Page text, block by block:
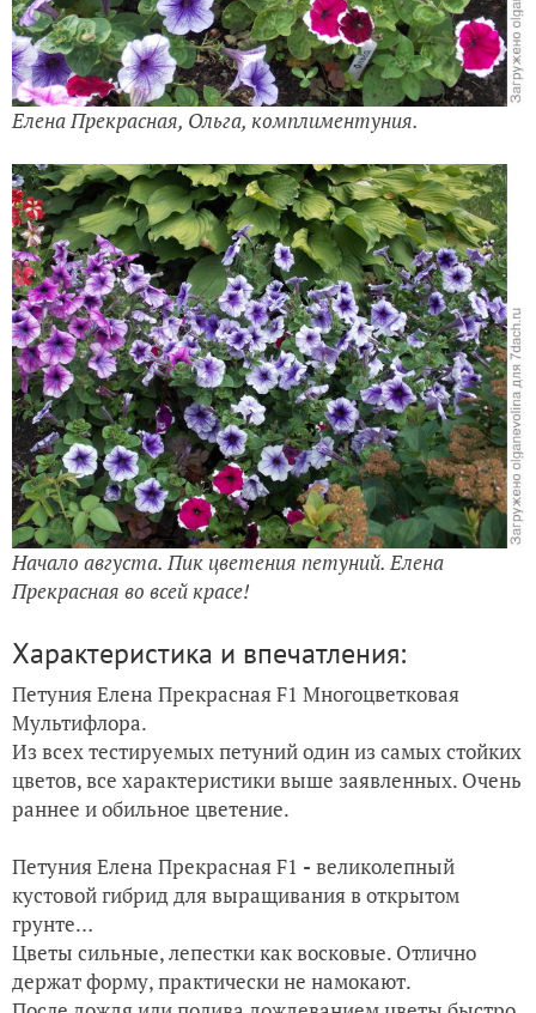
Елена Прекрасная, Ольга, комплиментуния.
Начало августа. Пик цветения петуний. Елена
Прекрасная во всей красе!
Характеристика и впечатления:
Петуния Елена ПрекраснаяF1 Многоцветковая
Мультифлора.
Из всех тестируемых петуний один из самых стойких
цветов, все характеристики выше заявленных. Очень
раннее и обильное цветение.
Петуния Елена ПрекраснаяF1 - великолепный
кустовой гибрид для выращивания в открытом
грунте…
Цветы сильные, лепестки как восковые. Отлично
держат форму, практически не намокают.